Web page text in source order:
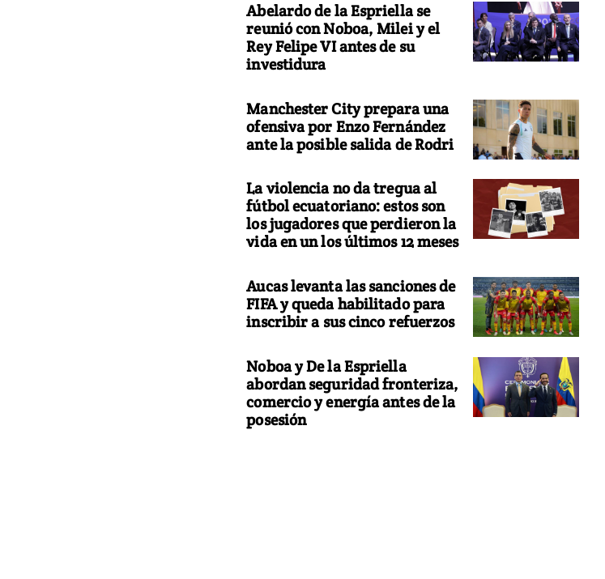
Abelardo de la Espriella se
reunió con Noboa, Milei y el
Rey Felipe VI antes de su
investidura
Manchester City prepara una
ofensiva por Enzo Fernández
ante la posible salida de Rodri
La violencia no da tregua al
fútbol ecuatoriano: estos son
los jugadores que perdieron la
vida en un los últimos 12 meses
Aucas levanta las sanciones de
FIFA y queda habilitado para
inscribir a sus cinco refuerzos
Noboa y De la Espriella
abordan seguridad fronteriza,
comercio y energía antes de la
posesión